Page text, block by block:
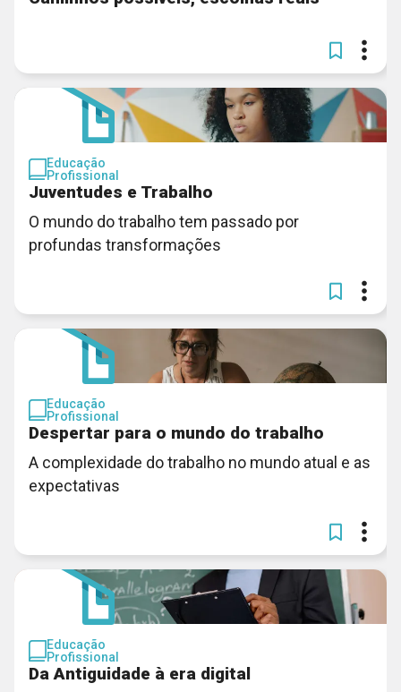
Educação
Profissional
Juventudes e Trabalho
O mundo do trabalho tem passado por
profundas transformações
Educação
Profissional
Despertar para o mundo do trabalho
A complexidade do trabalho no mundo atual e as
expectativas
Educação
Profissional
Da Antiguidade à era digital